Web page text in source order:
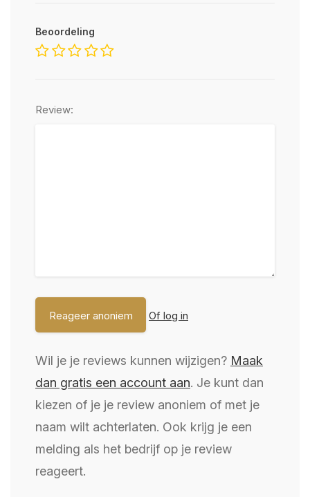
Beoordeling
Review:
Of log in
Wil je je reviews kunnen wijzigen? Maak
dan gratis een account aan. Je kunt dan
kiezen of je je review anoniem of met je
naam wilt achterlaten. Ook krijg je een
melding als het bedrijf op je review
reageert.